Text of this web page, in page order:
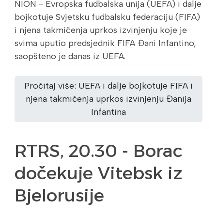
NION - Evropska fudbalska unija (UEFA) i dalje
bojkotuje Svjetsku fudbalsku federaciju (FIFA)
i njena takmičenja uprkos izvinjenju koje je
svima uputio predsjednik FIFA Đani Infantino,
saopšteno je danas iz UEFA.
Pročitaj više: UEFA i dalje bojkotuje FIFA i
njena takmičenja uprkos izvinjenju Đanija
Infantina
RTRS, 20.30 - Borac
dočekuje Vitebsk iz
Bjelorusije